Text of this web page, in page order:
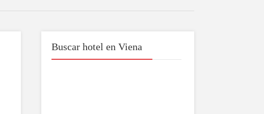
Buscar hotel en Viena